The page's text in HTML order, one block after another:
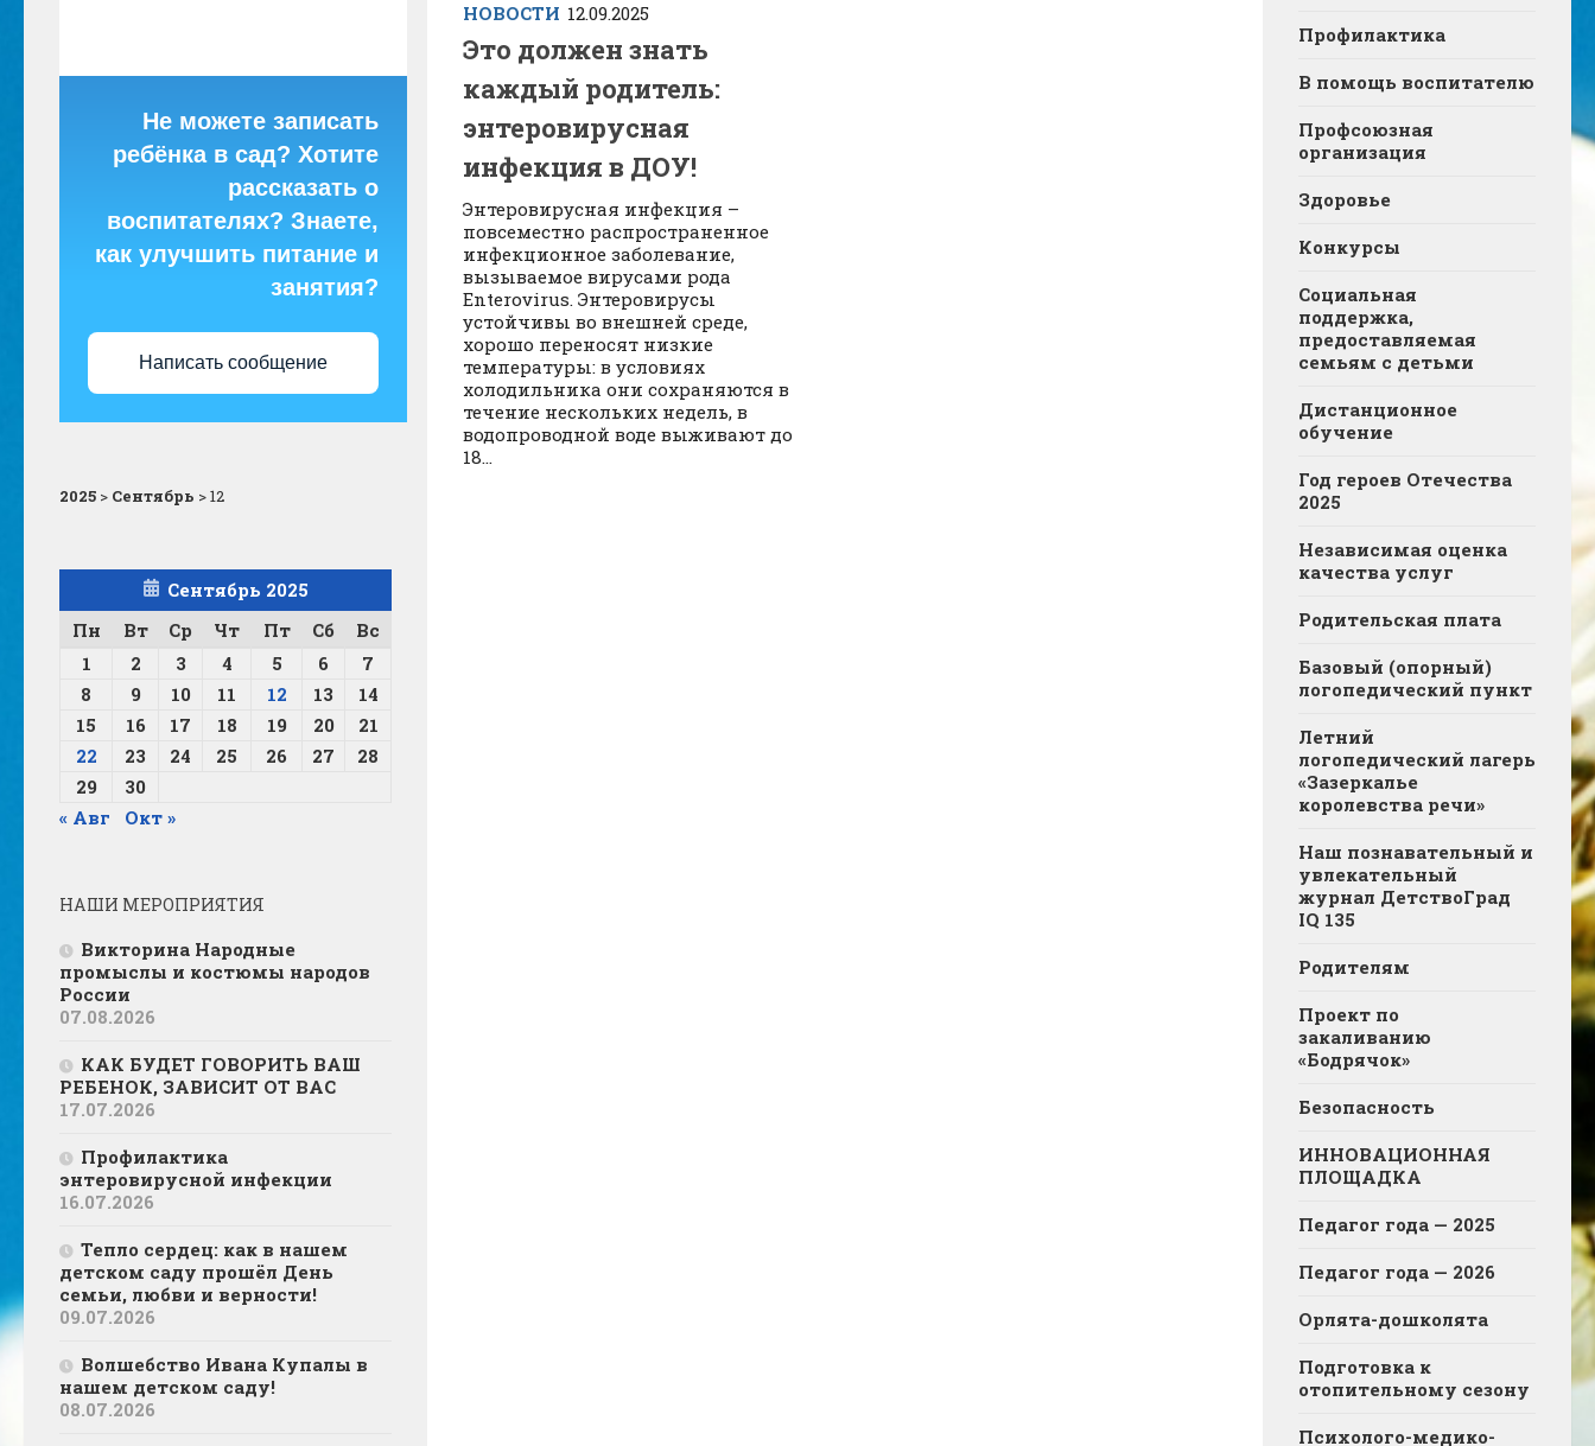
НОВОСТИ 12.09.2025
Это должен знать
каждый родитель:
энтеровирусная
инфекция в ДОУ!
Энтеровирусная инфекция –
повсеместно распространенное
инфекционное заболевание,
вызываемое вирусами рода
Enterovirus. Энтеровирусы
устойчивы во внешней среде,
хорошо переносят низкие
температуры: в условиях
холодильника они сохраняются в
течение нескольких недель, в
водопроводной воде выживают до
18...
Не можете записать
ребёнка в сад? Хотите
рассказать о
воспитателях? Знаете,
как улучшить питание и
занятия?
Написать сообщение
2025 > Сентябрь >12
Сентябрь 2025
Пн
Вт Ср Чт Пт Сб
Вс
1
2 3 4 5 6
7
8
9 10 11 12 13
14
15
16 17 18 19 20
21
22
23 24 25 26 27
28
29
30
« Авг
Окт »
НАШИ МЕРОПРИЯТИЯ
Викторина Народные
промыслы и костюмы народов
России
07.08.2026
КАК БУДЕТ ГОВОРИТЬ ВАШ
РЕБЕНОК, ЗАВИСИТ ОТ ВАС
17.07.2026
Профилактика
энтеровирусной инфекции
16.07.2026
Тепло сердец: как в нашем
детском саду прошёл День
семьи, любви и верности!
09.07.2026
Волшебство Ивана Купалы в
нашем детском саду!
08.07.2026
Профилактика
В помощь воспитателю
Профсоюзная
организация
Здоровье
Конкурсы
Социальная
поддержка,
предоставляемая
семьям с детьми
Дистанционное
обучение
Год героев Отечества
2025
Независимая оценка
качества услуг
Родительская плата
Базовый (опорный)
логопедический пункт
Летний
логопедический лагерь
«Зазеркалье
королевства речи»
Наш познавательный и
увлекательный
журнал ДетствоГрад
IQ 135
Родителям
Проект по
закаливанию
«Бодрячок»
Безопасность
ИННОВАЦИОННАЯ
ПЛОЩАДКА
Педагог года — 2025
Педагог года — 2026
Орлята-дошколята
Подготовка к
отопительному сезону
Психолого-медико-